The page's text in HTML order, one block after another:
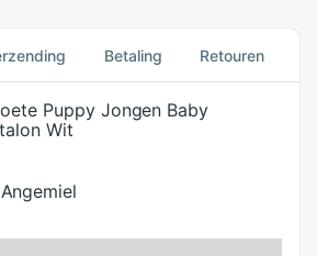
Betaling Retouren
Puppy Jongen Baby
Wit
Angemiel